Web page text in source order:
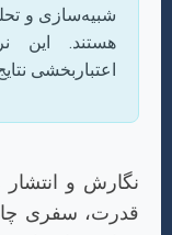
شبیه‌سازی و
هستند. این
اعتباربخشی
نگارش و
قدرت، سفری